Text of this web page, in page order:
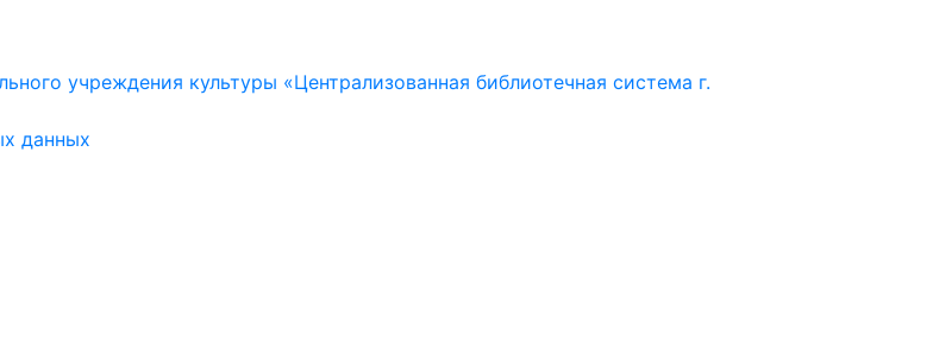
учреждения культуры «Централизованная библиотечная система г.
данных